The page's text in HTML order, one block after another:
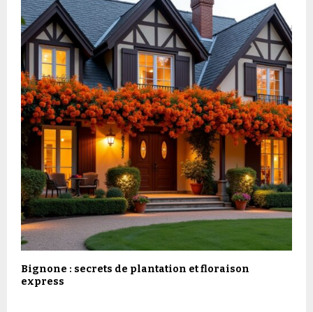
Bignone : secrets de plantation et floraison
express